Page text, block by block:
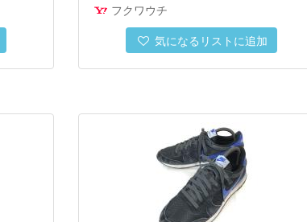
フクワウチ
気になるリストに追加